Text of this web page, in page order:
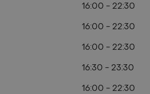
16:00 - 22:30
16:00 - 22:30
16:00 - 22:30
16:30 - 23:30
16:00 - 22:30